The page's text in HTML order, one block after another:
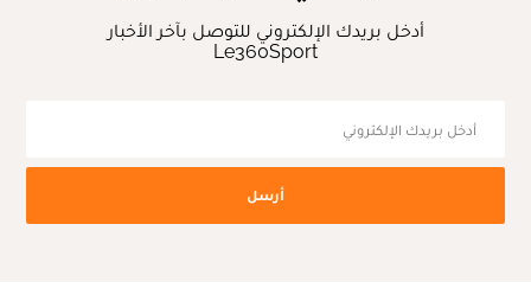
أدخل بريدك الإلكتروني للتوصل بآخر الأخبار
Le360Sport
أرسل